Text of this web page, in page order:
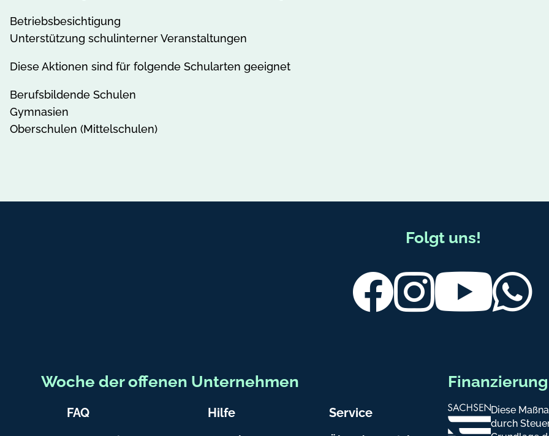
Betriebsbesichtigung
Unterstützung schulinterner Veranstaltungen
Diese Aktionen sind für folgende Schularten geeignet
Berufsbildende Schulen
Gymnasien
Oberschulen (Mittelschulen)
Folgt uns!
FacebookInstagram Youtube
Woche der offenen Unternehmen
FAQ Hilfe Service
Finanzierung
Diese
durch